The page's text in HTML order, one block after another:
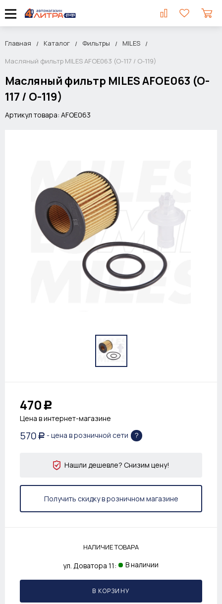
Главная Каталог Фильтры
MILES
Масляный фильтр MILES AFOE063 (O-117 / O-119)
Масляный фильтр MILES AFOE063 (O-
117 / O-119)
Артикул товара: AFOE063
470 Р
Цена в интернет-магазине
570 Р - цена в розничной сети ?
Нашли дешевле? Снизим цену!
Получить скидку в розничном магазине
НАЛИЧИЕ ТОВАРА
ул. Доватора 11: В наличии
В КОРЗИНУ